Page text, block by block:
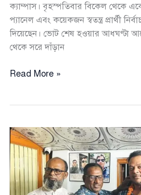
ক্যাম্পাস। বৃহস্পতিবার বিকেল থেকে
প্যানেল এবং কয়েকজন স্বতন্ত্র প্রার্থী
দিয়েছেন। ভোট শেষ হওয়ার আধঘণ্টা আগে
থেকে সরে দাঁড়ান
জাকসু
প্যানেল,
৫
স্বতন্ত্র
প্রার্থী,
নির্বাচনী
Read More »